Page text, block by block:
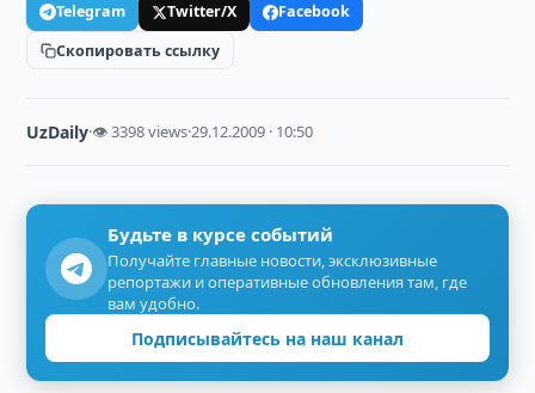
Telegram Twitter/X
Facebook
Скопировать ссылку
UzDaily·👁 3398 views·29.12.2009 · 10:50
Будьте в курсе событий
Получайте главные новости, эксклюзивные
репортажи и оперативные обновления там, где
вам удобно.
Подписывайтесь на наш канал